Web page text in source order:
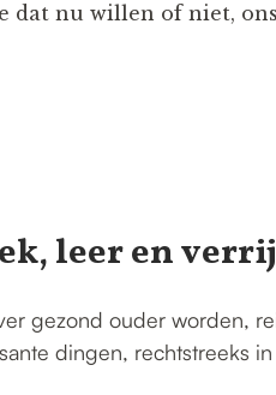
dat nu willen of niet,
leer en
gezond ouder worden,
dingen, rechtstreeks